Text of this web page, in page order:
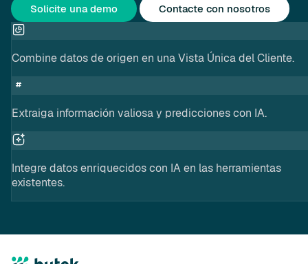
Solicite una demo Contacte con nosotros
Combine datos de origen en una Vista Única del Cliente.
Extraiga información valiosa y predicciones con IA.
Integre datos enriquecidos con IA en las herramientas
existentes.